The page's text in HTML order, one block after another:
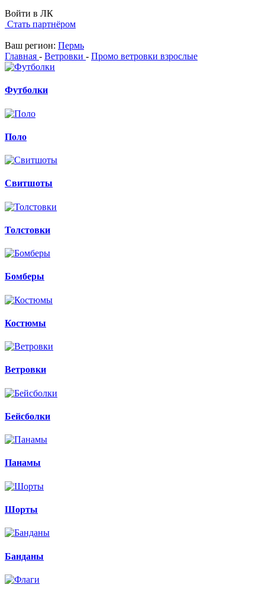
Войти в ЛК
Стать партнёром
Ваш регион: Пермь
Главная - Ветровки - Промо ветровки взрослые
Футболки
Поло
Свитшоты
Толстовки
Бомберы
Костюмы
Ветровки
Бейсболки
Панамы
Шорты
Банданы